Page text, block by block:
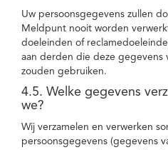
Uw persoonsgegevens zullen
Meldpunt nooit worden
doeleinden of
aan derden die deze gegevens
zouden gebruiken.
4.5. Welke gegevens
we?
Wij verzamelen en verwerken
persoonsgegevens (gegevens